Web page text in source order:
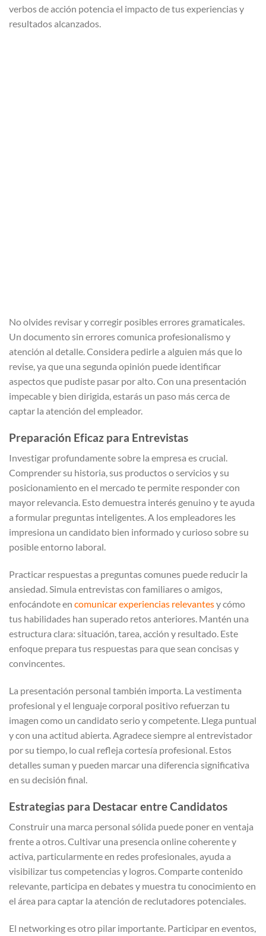
verbos de acción potencia el impacto de tus experiencias y
resultados alcanzados.
No olvides revisar y corregir posibles errores gramaticales.
Un documento sin errores comunica profesionalismo y
atención al detalle. Considera pedirle a alguien más que lo
revise, ya que una segunda opinión puede identificar
aspectos que pudiste pasar por alto. Con una presentación
impecable y bien dirigida, estarás un paso más cerca de
captar la atención del empleador.
Preparación Eficaz para Entrevistas
Investigar profundamente sobre la empresa es crucial.
Comprender su historia, sus productos o servicios y su
posicionamiento en el mercado te permite responder con
mayor relevancia. Esto demuestra interés genuino y te ayuda
a formular preguntas inteligentes. A los empleadores les
impresiona un candidato bien informado y curioso sobre su
posible entorno laboral.
Practicar respuestas a preguntas comunes puede reducir la
ansiedad. Simula entrevistas con familiares o amigos,
enfocándote en comunicar experiencias relevantesy cómo
tus habilidades han superado retos anteriores. Mantén una
estructura clara: situación, tarea, acción y resultado. Este
enfoque prepara tus respuestas para que sean concisas y
convincentes.
La presentación personal también importa. La vestimenta
profesional y el lenguaje corporal positivo refuerzan tu
imagen como un candidato serio y competente. Llega puntual
y con una actitud abierta. Agradece siempre al entrevistador
por su tiempo, lo cual refleja cortesía profesional. Estos
detalles suman y pueden marcar una diferencia significativa
en su decisión final.
Estrategias para Destacar entre Candidatos
Construir una marca personal sólida puede poner en ventaja
frente a otros. Cultivar una presencia online coherente y
activa, particularmente en redes profesionales, ayuda a
visibilizar tus competencias y logros. Comparte contenido
relevante, participa en debates y muestra tu conocimiento en
el área para captar la atención de reclutadores potenciales.
El networking es otro pilar importante. Participar en eventos,